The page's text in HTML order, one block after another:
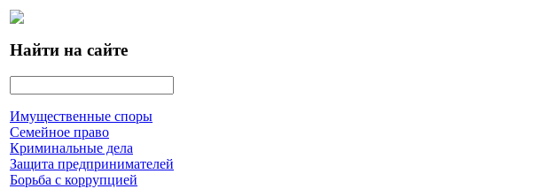
Найти на сайте
Имущественные споры
Семейное право
Криминальные дела
Защита предпринимателей
Борьба с коррупцией